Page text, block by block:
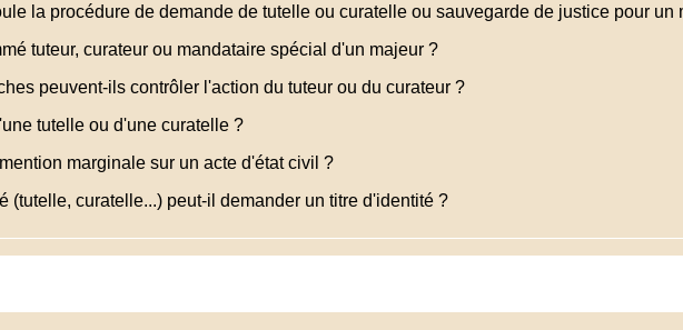
la procédure de demande de tutelle ou curatelle ou sauvegarde de justice pour un
tuteur, curateur ou mandataire spécial d'un majeur ?
peuvent-ils contrôler l'action du tuteur ou du curateur ?
tutelle ou d'une curatelle ?
marginale sur un acte d'état civil ?
(tutelle, curatelle...) peut-il demander un titre d'identité ?